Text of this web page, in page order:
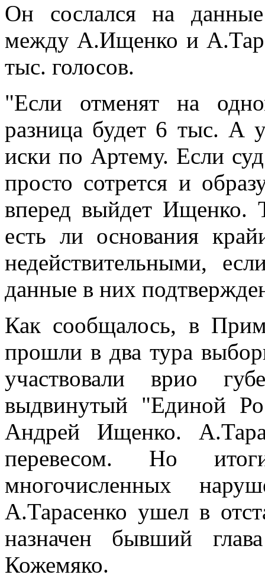
Он сослался на
между А.Ищенко и
тыс. голосов.
"Если отменят на
разница будет 6 тыс. А
иски по Артему. Если
просто сотрется и
вперед выйдет Ищенко.
есть ли основания
недействительными,
данные в них
Как сообщалось, в
прошли в два тура
участвовали врио
выдвинутый "Единой
Андрей Ищенко.
перевесом. Но
многочисленных
А.Тарасенко ушел в
назначен бывший
Кожемяко.